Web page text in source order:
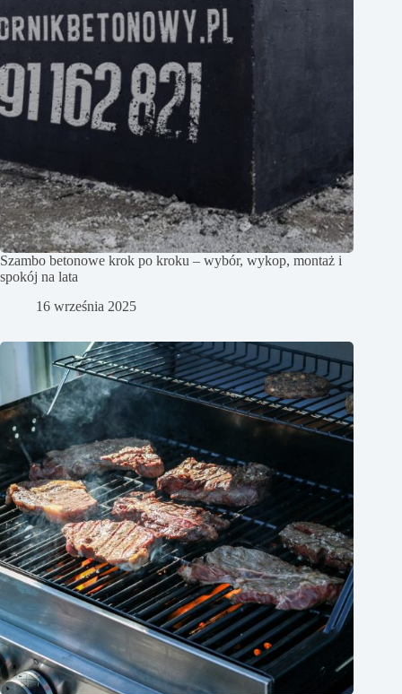
Szambo betonowe krok po kroku – wybór, wykop, montaż i
spokój na lata
16 września 2025